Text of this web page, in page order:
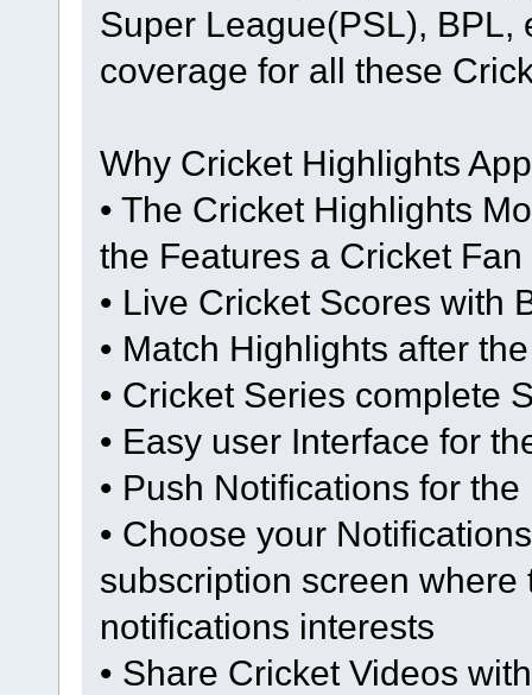
Super League(PSL), BPL,
coverage for all these
Why Cricket Highlights
• The Cricket Highlights
the Features a Cricket
• Live Cricket Scores with
• Match Highlights after
• Cricket Series complete
• Easy user Interface for
• Push Notifications for
• Choose your
subscription screen
notifications interests
• Share Cricket Videos